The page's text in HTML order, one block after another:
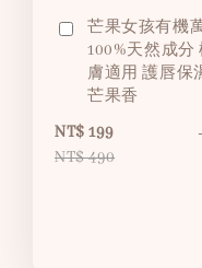
芒果女孩有機
100%天然成分
膚適用 護唇保
芒果香
NT$ 199
NT$ 490